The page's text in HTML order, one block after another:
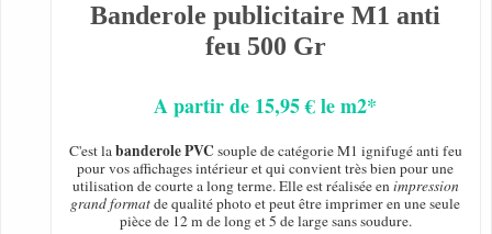
Banderole publicitaire M1 anti
feu 500 Gr
A partir de 15,95 € le m2*
C'est labanderole PVC souple de catégorie M1 ignifugé anti feu
pour vos affichages intérieur et qui convient très bien pour une
utilisation de courte a long terme. Elle est réalisée enimpression
grand formatde qualité photo et peut être imprimer en une seule
pièce de 12 m de long et 5 de large sans soudure.